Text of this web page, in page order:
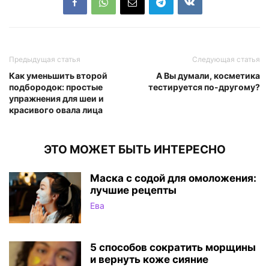
Предыдущая статья
Как уменьшить второй
подбородок: простые
упражнения для шеи и
красивого овала лица
Следующая статья
А Вы думали, косметика
тестируется по-другому?
ЭТО МОЖЕТ БЫТЬ ИНТЕРЕСНО
Маска с содой для омоложения:
лучшие рецепты
Ева
5 способов сократить морщины
и вернуть коже сияние